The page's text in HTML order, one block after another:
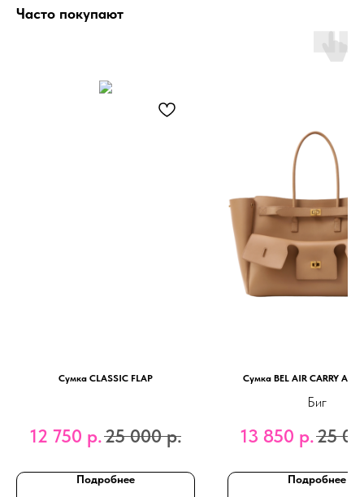
Часто покупают
Сумка CLASSIC FLAP
12 750 р.25 000 р.
Подробнее
Сумка BEL AIR CARRY ALL
Биг
13 850 р.25
Подробнее